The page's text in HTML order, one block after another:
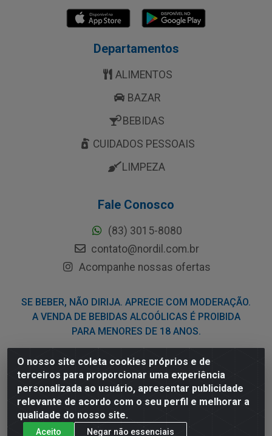
O nosso site coleta cookies próprios e de
terceiros para proporcionar uma experiência
personalizada ao usuário, apresentar publicidade
relevante de acordo com o seu perfil e melhorar a
qualidade do nosso site.
Aceito Negar não essenciais
Departamentos
ALIMENTOS
BAZAR
BEBIDAS
CUIDADOS PESSOAIS
LIMPEZA
Fale Conosco
(83) 3015-8080
contato@nordil.com.br
Acompanhe nossas ofertas
SE BEBER, NÃO DIRIJA. APRECIE COM MODERAÇÃO.
A VENDA DE BEBIDAS ALCOÓLICAS É PROIBIDA
PARA MENORES DE 18 ANOS.
Nordil Distribuidora - Avenida Liberdade, 2738, Bloco F -
Sesi - Bayeux/PB - CEP 58.111-400 - CNPJ
03.775.813/0001-41